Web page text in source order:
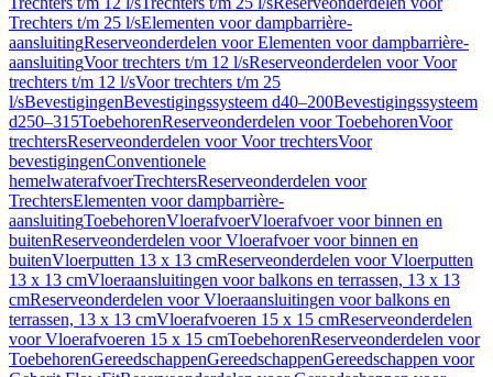
Trechters t/m 25 l/sElementen voor dampbarrière-
aansluitingReserveonderdelen voor Elementen voor dampbarrière-
aansluitingVoor trechters t/m 12 l/sReserveonderdelen voor Voor
trechters t/m 12 l/sVoor trechters t/m 25
l/sBevestigingenBevestigingssysteem d40–200Bevestigingssysteem
d250–315ToebehorenReserveonderdelen voor ToebehorenVoor
trechtersReserveonderdelen voor Voor trechtersVoor
bevestigingenConventionele
hemelwaterafvoerTrechtersReserveonderdelen voor
TrechtersElementen voor dampbarrière-
aansluitingToebehorenVloerafvoerVloerafvoer voor binnen en
buitenReserveonderdelen voor Vloerafvoer voor binnen en
buitenVloerputten 13 x 13 cmReserveonderdelen voor Vloerputten
13 x 13 cmVloeraansluitingen voor balkons en terrassen, 13 x 13
cmReserveonderdelen voor Vloeraansluitingen voor balkons en
terrassen, 13 x 13 cmVloerafvoeren 15 x 15 cmReserveonderdelen
voor Vloerafvoeren 15 x 15 cmToebehorenReserveonderdelen voor
ToebehorenGereedschappenGereedschappenGereedschappen voor